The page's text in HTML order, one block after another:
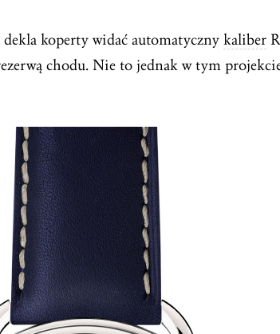
koperty widać automatyczny kaliber
chodu. Nie to jednak w tym